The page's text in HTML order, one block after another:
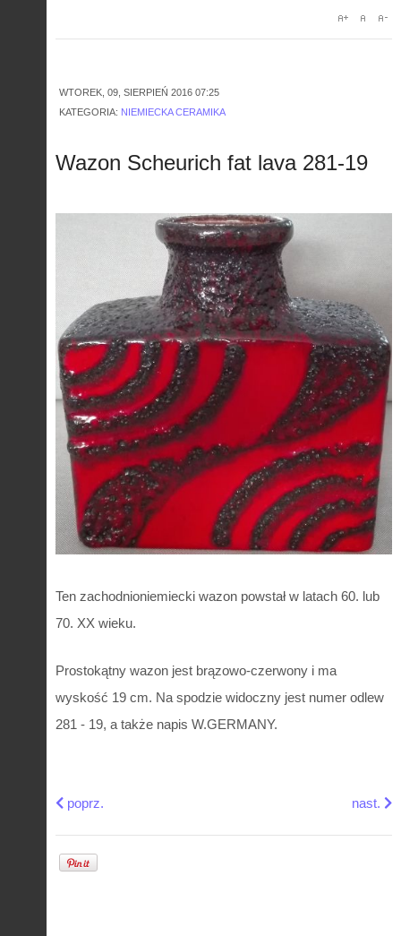
WTOREK, 09, SIERPIEŃ 2016 07:25
KATEGORIA: NIEMIECKA CERAMIKA
Wazon Scheurich fat lava 281-19
Ten zachodnioniemiecki wazon powstał w latach 60. lub
70. XX wieku.
Prostokątny wazon jest brązowo-czerwony i ma
wyskość 19 cm. Na spodzie widoczny jest numer odlew
281 - 19, a także napis W.GERMANY.
Previous article: Niemiecka kamionkowa teryna z rybą
poprz. Next
nast.